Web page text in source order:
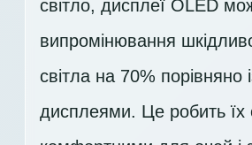
світло, дисплеї OLED
випромінювання
світла на 70% порівняно
дисплеями. Це робить їх